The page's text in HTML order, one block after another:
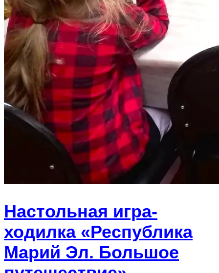
Настольная игра-
ходилка «Республика
Марий Эл. Большое